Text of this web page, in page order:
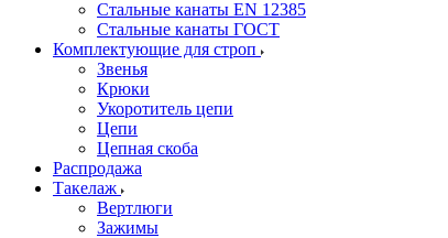
Стальные канаты EN 12385
Стальные канаты ГОСТ
Комплектующие для строп
Звенья
Крюки
Укоротитель цепи
Цепи
Цепная скоба
Распродажа
Такелаж
Вертлюги
Зажимы